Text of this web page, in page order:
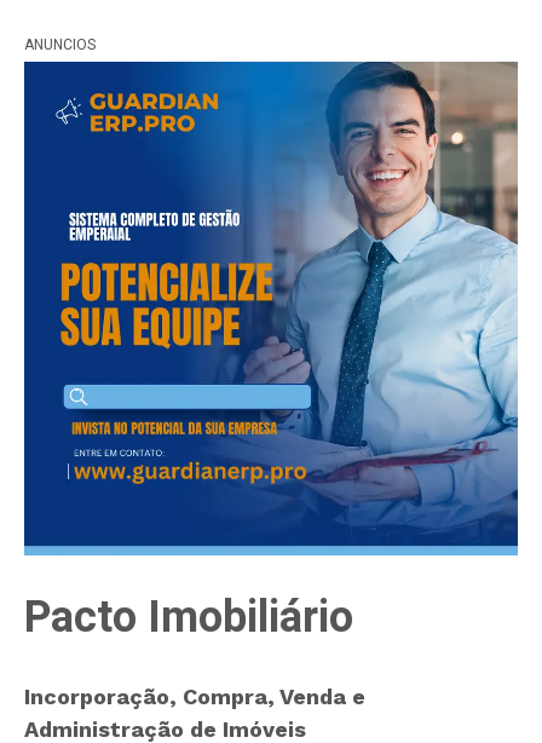
ANUNCIOS
Pacto Imobiliário
Incorporação, Compra, Venda e
Administração de Imóveis